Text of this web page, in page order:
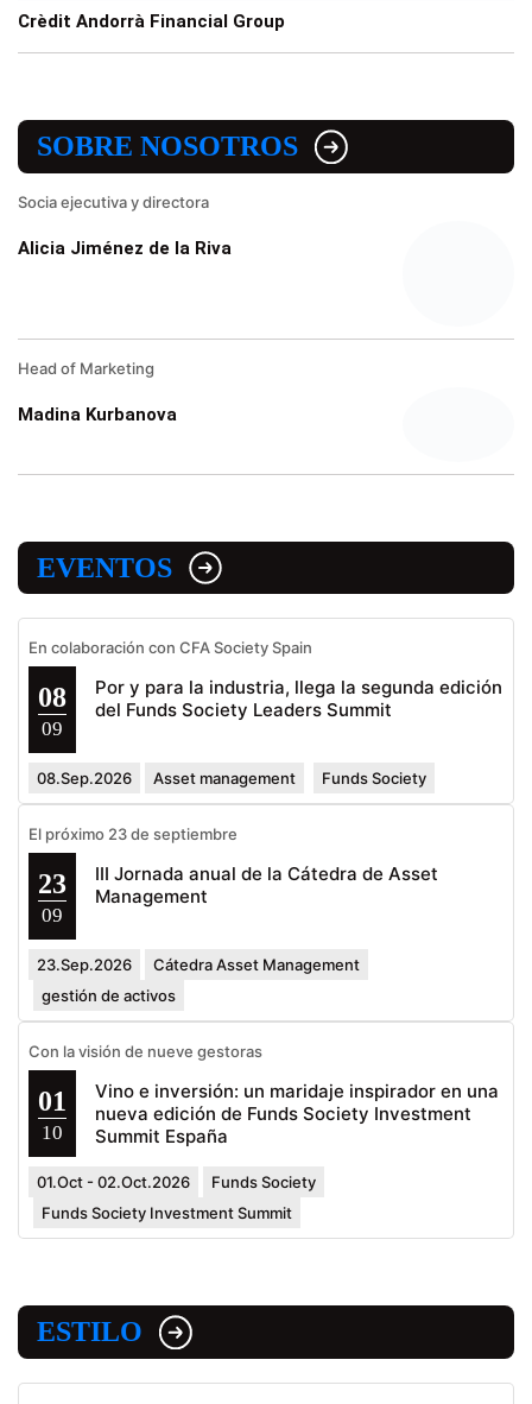
Crèdit Andorrà Financial Group
SOBRE NOSOTROS
Socia ejecutiva y directora
Alicia Jiménez de la Riva
Head of Marketing
Madina Kurbanova
EVENTOS
En colaboración con CFA Society Spain
08
09
Por y para la industria, llega la segunda edición
del Funds Society Leaders Summit
08.Sep.2026 Asset management Funds Society
El próximo 23 de septiembre
23
09
III Jornada anual de la Cátedra de Asset
Management
23.Sep.2026
Cátedra Asset Management
gestión de activos
Con la visión de nueve gestoras
01
10
Vino e inversión: un maridaje inspirador en una
nueva edición de Funds Society Investment
Summit España
01.Oct - 02.Oct.2026
Funds Society
Funds Society Investment Summit
ESTILO